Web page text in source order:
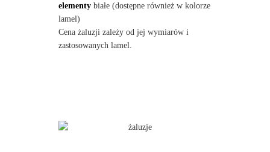
elementybiałe (dostępne również w kolorze
lamel)
Cena żaluzji zależy od jej wymiarów i
zastosowanych lamel.